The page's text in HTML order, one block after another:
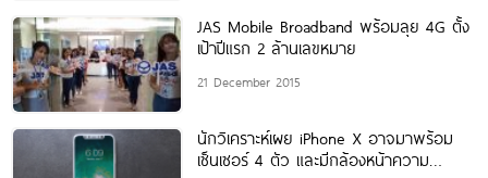
JAS Mobile Broadband พร้อมลุย 4G ตั้ง
เป้าปีแรก 2 ล้านเลขหมาย
21 December 2015
นักวิเคราะห์เผย iPhone X อาจมาพร้อม
เซ็นเซอร์ 4 ตัว และมีกล้องหน้าความ